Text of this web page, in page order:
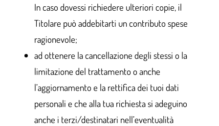
In caso dovessi richiedere ulteriori copie, il
Titolare può addebitarti un contributo spese
ragionevole;
ad ottenere la cancellazione degli stessi o la
limitazione del trattamento o anche
l’aggiornamento e la rettifica dei tuoi dati
personali e che alla tua richiesta si adeguino
anche i terzi/destinatari nell’eventualità